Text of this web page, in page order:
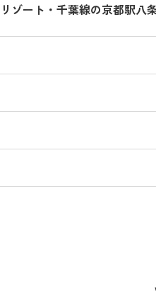
ゾート・千葉線の京都駅八